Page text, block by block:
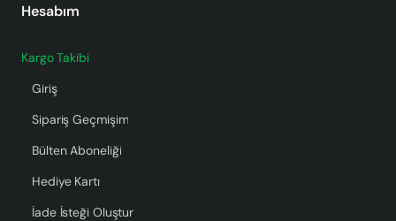
Hesabım
Kargo Takibi
Giriş
Sipariş Geçmişim
Bülten Aboneliği
Hediye Kartı
İade İsteği Oluştur